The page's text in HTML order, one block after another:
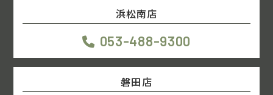
浜松南店
053-488-9300
磐田店